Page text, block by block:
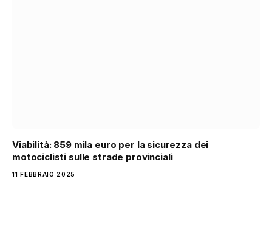
Viabilità: 859 mila euro per la sicurezza dei
motociclisti sulle strade provinciali
11 FEBBRAIO 2025